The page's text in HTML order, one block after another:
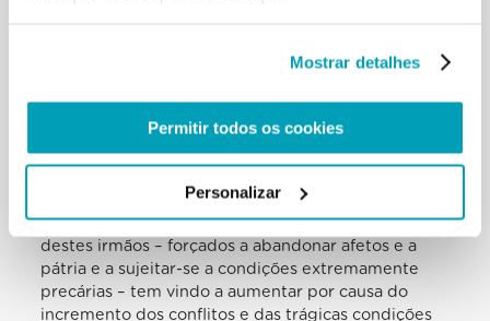
Mostrar detalhes
Permitir todos os cookies
Personalizar